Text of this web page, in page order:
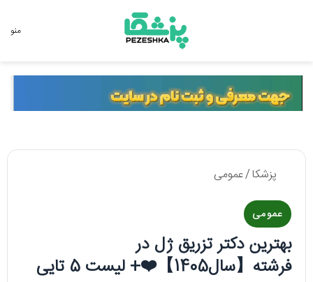
منو
پزشکا/عمومی
عمومی
بهترین دکتر تزریق ژل در
فرشته【سال1405】❤️+ لیست 5 تایی